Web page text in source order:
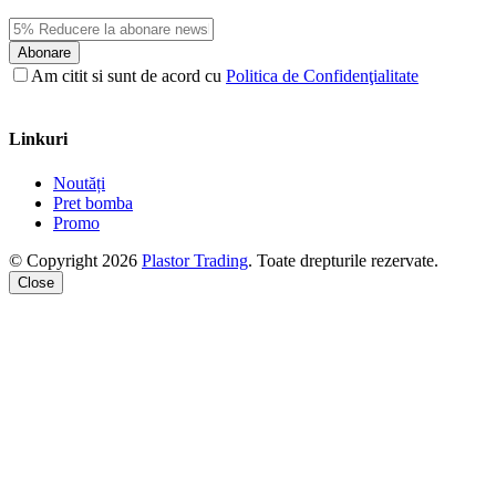
Abonare
Am citit si sunt de acord cu Politica de Confidenţialitate
Linkuri
Noutăți
Pret bomba
Promo
© Copyright 2026 Plastor Trading. Toate drepturile rezervate.
Close